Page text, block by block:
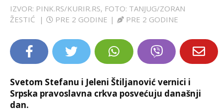
IZVOR: PINK.RS/KURIR.RS, FOTO: TANJUG/ZORAN
ŽESTIĆ
| PRE 2 GODINE | PRE 2 GODINE
Svetom Stefanu i Jeleni Štiljanović vernici i
Srpska pravoslavna crkva posvećuju današnji
dan.